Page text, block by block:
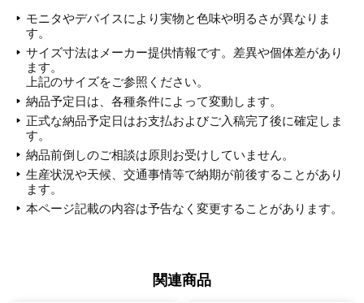
モニタやデバイスにより実物と色味や明るさが異なりま
す。
サイズ寸法はメーカー提供情報です。差異や個体差があり
ます。
上記のサイズをご参照ください。
納品予定日は、各種条件によって変動します。
正式な納品予定日はお支払およびご入稿完了後に確定しま
す。
納品前倒しのご相談は原則お受けしていません。
生産状況や天候、交通事情等で納期が前後することがあり
ます。
本ページ記載の内容は予告なく変更することがあります。
関連商品